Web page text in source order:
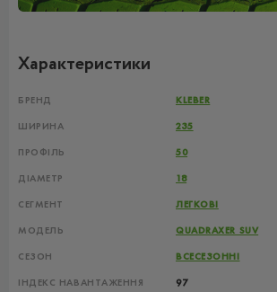
Характеристики
БРЕНД KLEBER
ШИРИНА 235
ПРОФІЛЬ 50
ДІАМЕТР 18
СЕГМЕНТ ЛЕГКОВІ
МОДЕЛЬ QUADRAXER SUV
СЕЗОН ВСЕСЕЗОННІ
ІНДЕКС НАВАНТАЖЕННЯ 97